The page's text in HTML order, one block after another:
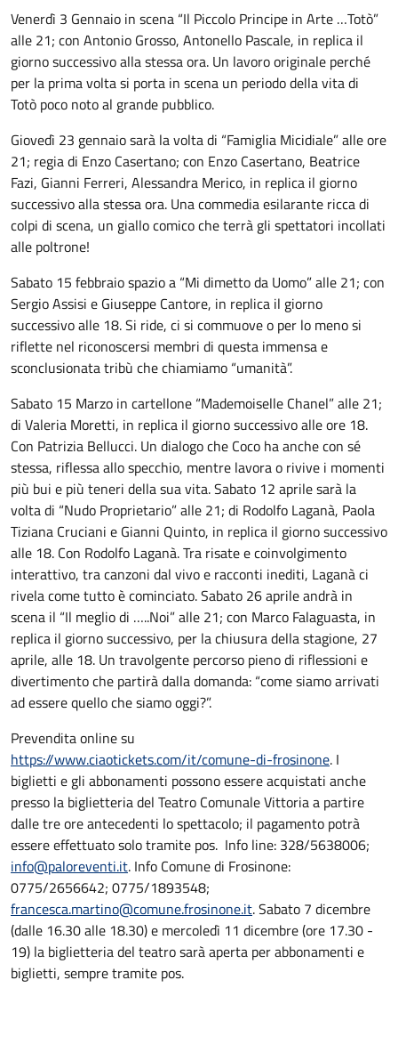
Venerdì 3 Gennaio in scena “Il Piccolo Principe in Arte …Totò”
alle 21; con Antonio Grosso, Antonello Pascale, in replica il
giorno successivo alla stessa ora. Un lavoro originale perché
per la prima volta si porta in scena un periodo della vita di
Totò poco noto al grande pubblico.
Giovedì 23 gennaio sarà la volta di “Famiglia Micidiale” alle ore
21; regia di Enzo Casertano; con Enzo Casertano, Beatrice
Fazi, Gianni Ferreri, Alessandra Merico, in replica il giorno
successivo alla stessa ora. Una commedia esilarante ricca di
colpi di scena, un giallo comico che terrà gli spettatori incollati
alle poltrone!
Sabato 15 febbraio spazio a “Mi dimetto da Uomo” alle 21; con
Sergio Assisi e Giuseppe Cantore, in replica il giorno
successivo alle 18. Si ride, ci si commuove o per lo meno si
riflette nel riconoscersi membri di questa immensa e
sconclusionata tribù che chiamiamo “umanità”.
Sabato 15 Marzo in cartellone “Mademoiselle Chanel” alle 21;
di Valeria Moretti, in replica il giorno successivo alle ore 18.
Con Patrizia Bellucci. Un dialogo che Coco ha anche con sé
stessa, riflessa allo specchio, mentre lavora o rivive i momenti
più bui e più teneri della sua vita. Sabato 12 aprile sarà la
volta di “Nudo Proprietario” alle 21; di Rodolfo Laganà, Paola
Tiziana Cruciani e Gianni Quinto, in replica il giorno successivo
alle 18. Con Rodolfo Laganà. Tra risate e coinvolgimento
interattivo, tra canzoni dal vivo e racconti inediti, Laganà ci
rivela come tutto è cominciato. Sabato 26 aprile andrà in
scena il “Il meglio di …..Noi” alle 21; con Marco Falaguasta, in
replica il giorno successivo, per la chiusura della stagione, 27
aprile, alle 18. Un travolgente percorso pieno di riflessioni e
divertimento che partirà dalla domanda: “come siamo arrivati
ad essere quello che siamo oggi?”.
Prevendita online su
https://www.ciaotickets.com/it/comune-di-frosinone. I
biglietti e gli abbonamenti possono essere acquistati anche
presso la biglietteria del Teatro Comunale Vittoria a partire
dalle tre ore antecedenti lo spettacolo; il pagamento potrà
essere effettuato solo tramite pos. Info line: 328/5638006;
info@paloreventi.it. Info Comune di Frosinone:
0775/2656642; 0775/1893548;
francesca.martino@comune.frosinone.it. Sabato 7 dicembre
(dalle 16.30 alle 18.30) e mercoledì 11 dicembre (ore 17.30 -
19) la biglietteria del teatro sarà aperta per abbonamenti e
biglietti, sempre tramite pos.